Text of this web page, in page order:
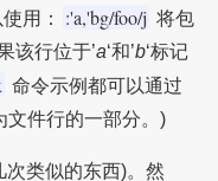
用： :'a,'bg/foo/j 将包
该行位于’a‘和’b‘标记
命令示例都可以通过
文件行的一部分。)
类似的东西)。然